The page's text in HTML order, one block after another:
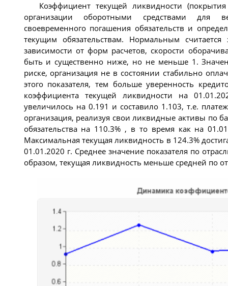
Коэффициент текущей ликвидности
организации оборотными средствами для
своевременного погашения обязательств и
текущим обязательствам. Нормальным
зависимости от форм расчетов, скорости
быть и существенно ниже, но не меньше 1.
риске, организация не в состоянии стабильно
этого показателя, тем больше уверенность
коэффициента текущей ликвидности на
увеличилось на 0.191 и составило 1.103, т.е.
организация, реализуя свои ликвидные активы по
обязательства на 110.3% , в то время как на
Максимальная текущая ликвидность в 124.3%
01.01.2020 г. Среднее значение показателя по
образом, текущая ликвидность меньше средней по